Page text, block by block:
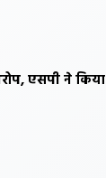
एसपी ने किया